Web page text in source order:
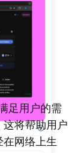
足用户的需
将帮助用户
网络上生